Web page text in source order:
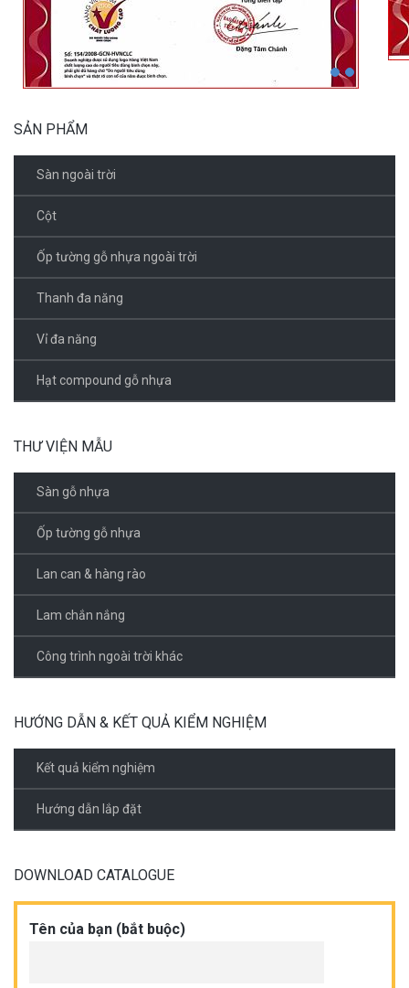
SẢN PHẨM
Sàn ngoài trời
Cột
Ốp tường gỗ nhựa ngoài trời
Thanh đa năng
Vỉ đa năng
Hạt compound gỗ nhựa
THƯ VIỆN MẪU
Sàn gỗ nhựa
Ốp tường gỗ nhựa
Lan can & hàng rào
Lam chắn nắng
Công trình ngoài trời khác
HƯỚNG DẪN & KẾT QUẢ KIỂM NGHIỆM
Kết quả kiểm nghiệm
Hướng dẫn lắp đặt
DOWNLOAD CATALOGUE
Tên của bạn (bắt buộc)